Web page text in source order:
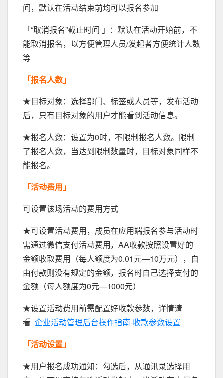
间，默认在活动结束前均可以报名参加
「“取消报名”截止时间 」：默认在活动开始前，不
能取消报名，以方便管理人员/发起者方便统计人数
等
「报名人数」
★目标对象：选择部门、标签或人员等，发布活动
后，只有目标对象的用户才能看到活动信息。
★报名人数：设置为0时，不限制报名人数。限制
了报名人数，当达到限制数量时，目标对象同样不
能报名。
「活动费用」
可设置该场活动的费用方式
★可设置活动费用，成员在应用端报名参与活动时
需通过微信支付活动费用，AA收款按照设置好的
金额收取费用（每人额度为0.01元—10万元），自
由付款则没有规定的金额，报名时自己选择支付的
金额（每人额度为0元—1000元）
★设置活动费用前需配置好收款参数，详情请
看 企业活动管理后台操作指南-收款参数设置
「活动设置」
★用户报名成功通知：勾选后，从通讯录选择用